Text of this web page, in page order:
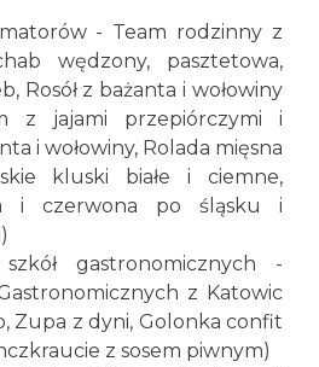
- Team rodzinny z
wędzony, pasztetowa,
Rosół z bażanta i wołowiny
z jajami przepiórczymi i
i wołowiny, Rolada mięsna
kluski białe i ciemne,
i czerwona po śląsku i
gastronomicznych -
z Katowic
Zupa z dyni, Golonka confit
z sosem piwnym)